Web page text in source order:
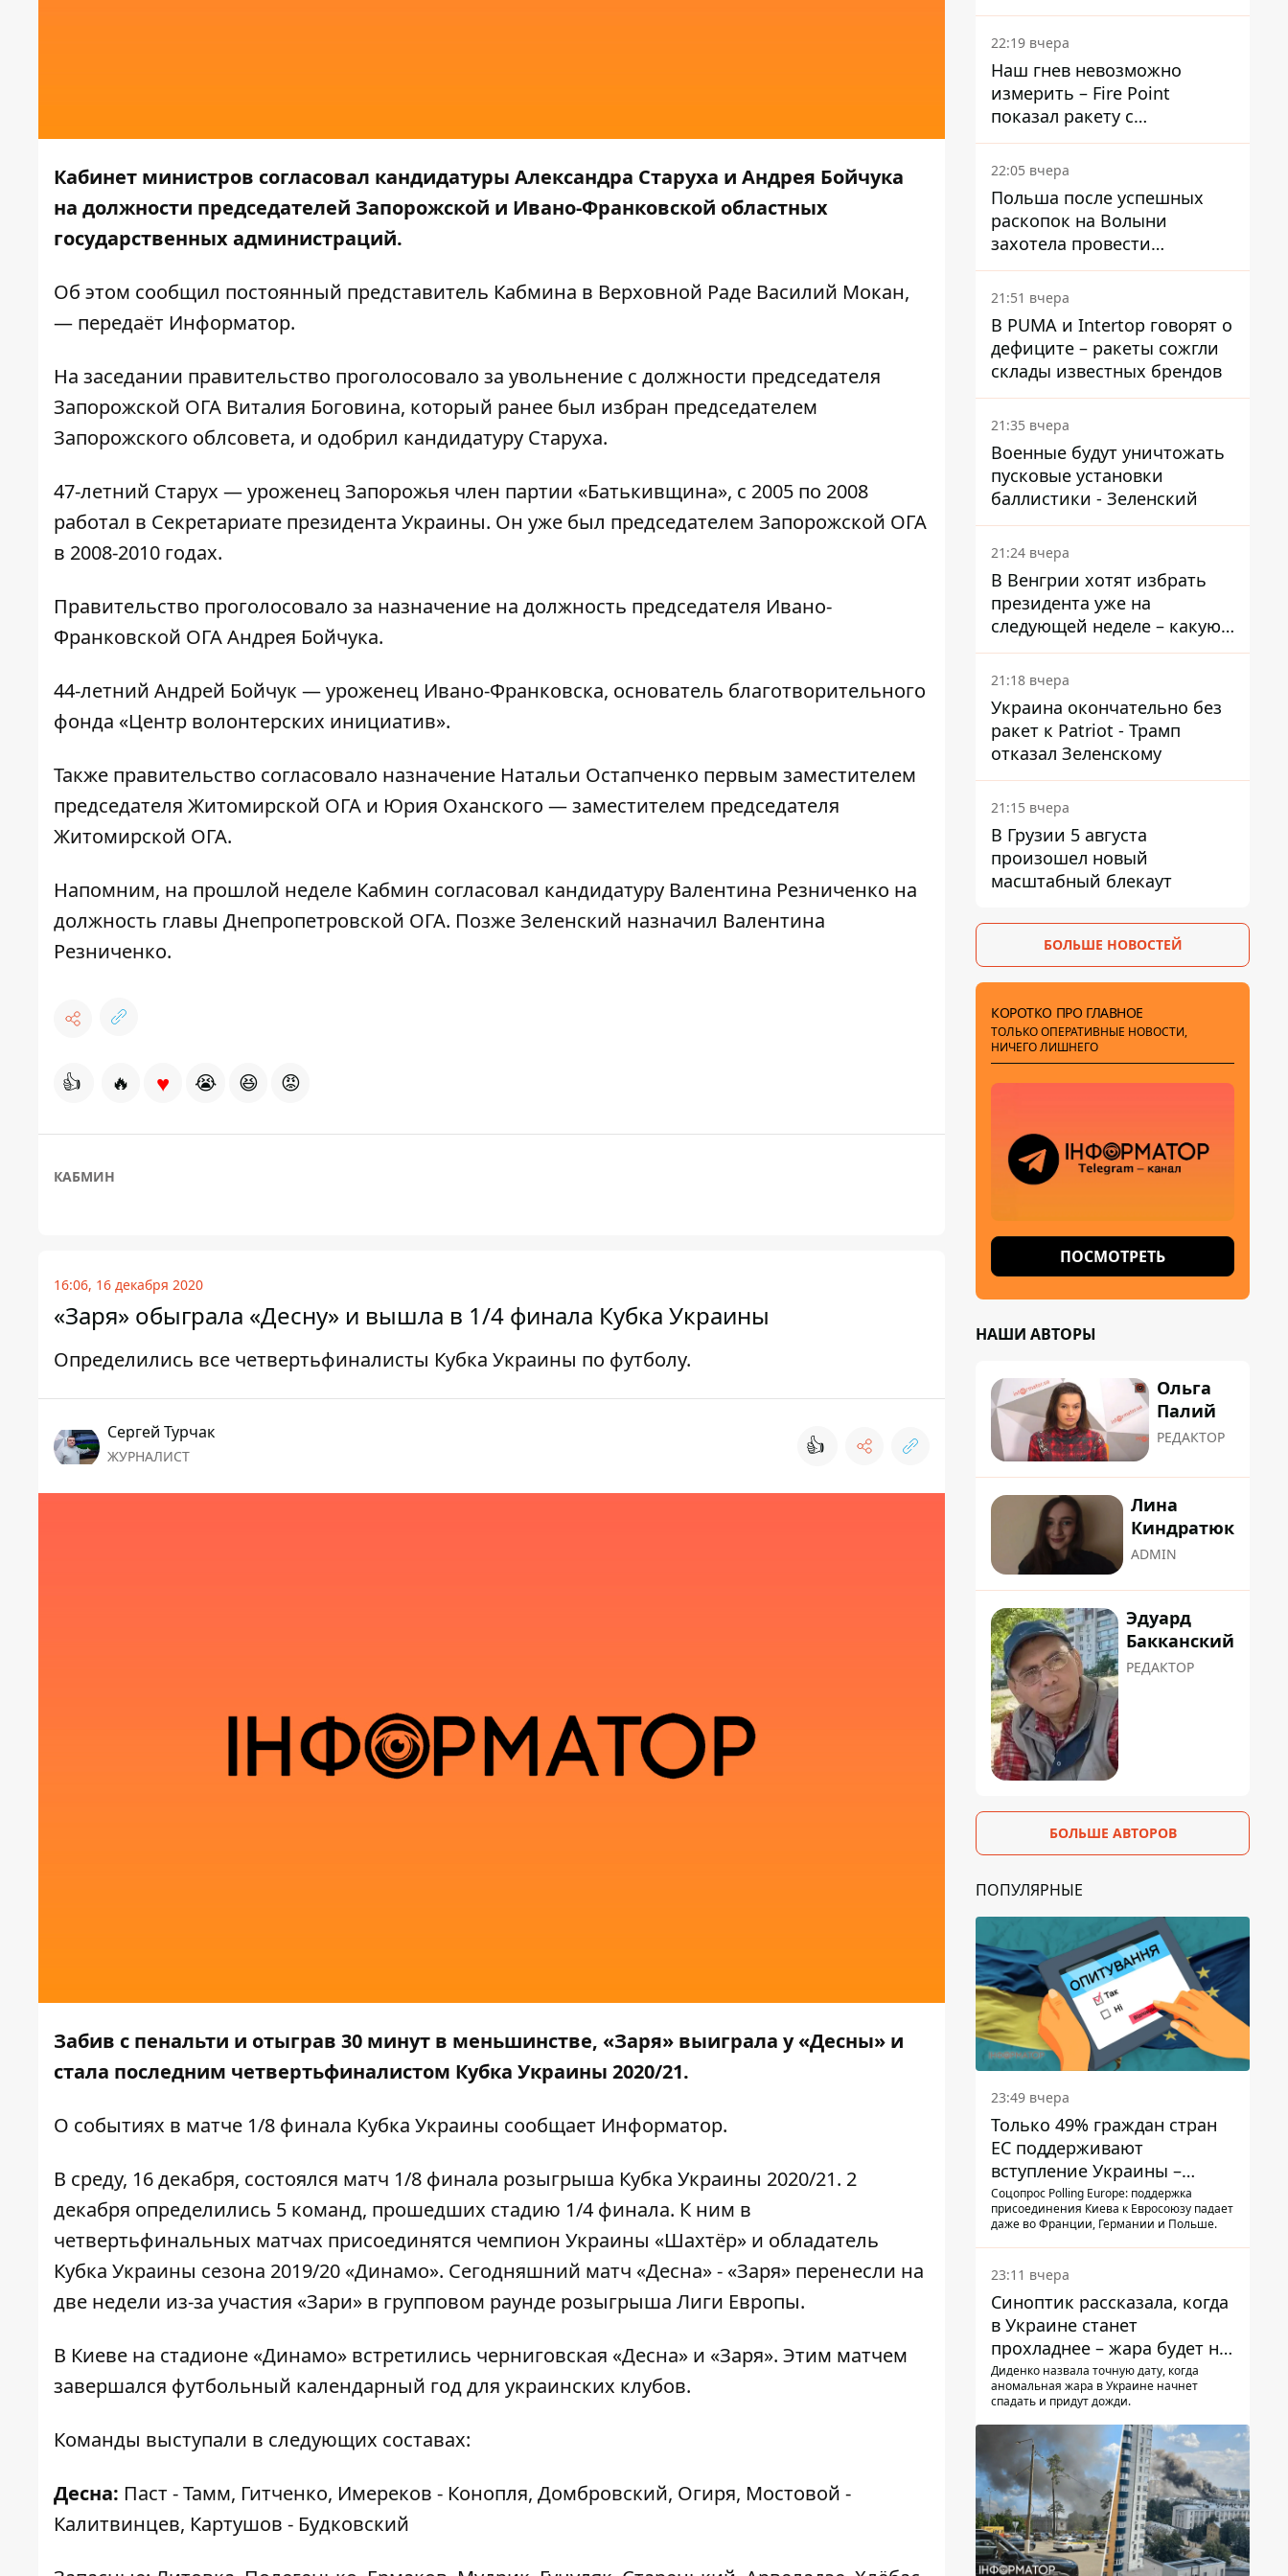
Кабинет министров согласовал кандидатуры Александра Старуха и Андрея Бойчука
на должности председателей Запорожской и Ивано-Франковской областных
государственных администраций.
Об этом сообщил постоянный представитель Кабмина в Верховной Раде Василий Мокан,
— передаёт Информатор.
На заседании правительство проголосовало за увольнение с должности председателя
Запорожской ОГА Виталия Боговина, который ранее был избран председателем
Запорожского облсовета, и одобрил кандидатуру Старуха.
47-летний Старух — уроженец Запорожья член партии «Батькивщина», с 2005 по 2008
работал в Секретариате президента Украины. Он уже был председателем Запорожской ОГА
в 2008-2010 годах.
Правительство проголосовало за назначение на должность председателя Ивано-
Франковской ОГА Андрея Бойчука.
44-летний Андрей Бойчук — уроженец Ивано-Франковска, основатель благотворительного
фонда «Центр волонтерских инициатив».
Также правительство согласовало назначение Натальи Остапченко первым заместителем
председателя Житомирской ОГА и Юрия Оханского — заместителем председателя
Житомирской ОГА.
Напомним, на прошлой неделе Кабмин согласовал кандидатуру Валентина Резниченко на
должность главы Днепропетровской ОГА. ПозжеЗеленский назначил Валентина
Резниченко.
👍 🔥 ♥ 😭 😆 😡
КАБМИН
16:06, 16 декабря 2020
«Заря» обыграла «Десну» и вышла в 1/4 финала Кубка Украины
Определились все четвертьфиналисты Кубка Украины по футболу.
Сергей Турчак
ЖУРНАЛИСТ 👍
Забив с пенальти и отыграв 30 минут в меньшинстве, «Заря» выиграла у «Десны» и
стала последним четвертьфиналистом Кубка Украины 2020/21.
О событиях в матче 1/8 финала Кубка Украины сообщает Информатор.
В среду, 16 декабря, состоялся матч 1/8 финала розыгрыша Кубка Украины 2020/21. 2
декабря определились 5 команд, прошедших стадию 1/4 финала. К ним в
четвертьфинальных матчах присоединятся чемпион Украины «Шахтёр» и обладатель
Кубка Украины сезона 2019/20 «Динамо». Сегодняшний матч «Десна» - «Заря» перенесли на
две недели из-за участия «Зари» в групповом раунде розыгрыша Лиги Европы.
В Киеве на стадионе «Динамо» встретились черниговская «Десна» и «Заря». Этим матчем
завершался футбольный календарный год для украинских клубов.
Команды выступали в следующих составах:
Десна: Паст - Тамм, Гитченко, Имереков - Конопля, Домбровский, Огиря, Мостовой -
Калитвинцев, Картушов - Будковский
раскрыли детали
22:19 вчера
Наш гнев невозможно
измерить – Fire Point
показал ракету с
загадочной отметкой 723
22:05 вчера
Польша после успешных
раскопок на Волыни
захотела провести
эксгумацию в новых местах
21:51 вчера
В PUMA и Intertop говорят о
дефиците – ракеты сожгли
склады известных брендов
21:35 вчера
Военные будут уничтожать
пусковые установки
баллистики - Зеленский
21:24 вчера
В Венгрии хотят избрать
президента уже на
следующей неделе – какую
дату предлагают
21:18 вчера
Украина окончательно без
ракет к Patriot - Трамп
отказал Зеленскому
21:15 вчера
В Грузии 5 августа
произошел новый
масштабный блекаут
БОЛЬШЕ НОВОСТЕЙ
КОРОТКО ПРО ГЛАВНОЕ
ТОЛЬКО ОПЕРАТИВНЫЕ НОВОСТИ,
НИЧЕГО ЛИШНЕГО
ПОСМОТРЕТЬ
НАШИ АВТОРЫ
Ольга
Палий
РЕДАКТОР
Лина
Киндратюк
ADMIN
Эдуард
Бакканский
РЕДАКТОР
БОЛЬШЕ АВТОРОВ
ПОПУЛЯРНЫЕ
23:49 вчера
Только 49% граждан стран
ЕС поддерживают
вступление Украины –
результаты опроса
Соцопрос Polling Europe: поддержка
присоединения Киева к Евросоюзу падает
даже во Франции, Германии и Польше.
23:11 вчера
Синоптик рассказала, когда
в Украине станет
прохладнее – жара будет не
долго
Диденко назвала точную дату, когда
аномальная жара в Украине начнет
спадать и придут дожди.